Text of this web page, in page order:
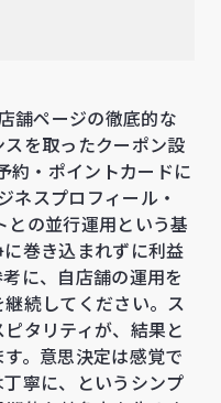
舗ページの徹底的な
を取ったクーポン設
約・ポイントカードに
ネスプロフィール・
の並行運用という基
巻き込まれずに利益
に、自店舗の運用を
続してください。ス
タリティが、結果と
。意思決定は感覚で
寧に、というシンプ